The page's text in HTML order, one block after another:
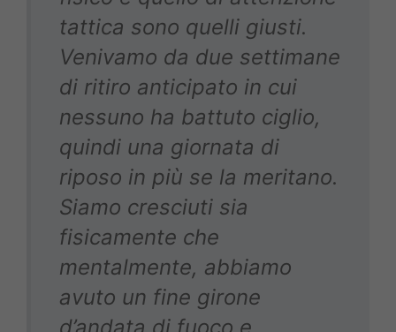
tattica sono quelli giusti.
Venivamo da due settimane
di ritiro anticipato in cui
nessuno ha battuto ciglio,
quindi una giornata di
riposo in più se la meritano.
Siamo cresciuti sia
fisicamente che
mentalmente, abbiamo
avuto un fine girone